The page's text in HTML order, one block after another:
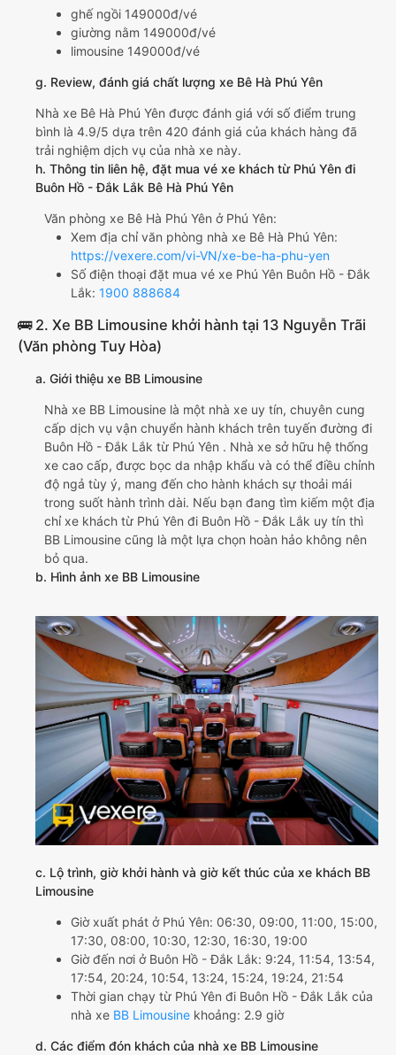
ghế ngồi 149000đ/vé
giường nằm 149000đ/vé
limousine 149000đ/vé
g. Review, đánh giá chất lượng xe Bê Hà Phú Yên
Nhà xe Bê Hà Phú Yên được đánh giá với số điểm trung
bình là 4.9/5 dựa trên 420 đánh giá của khách hàng đã
trải nghiệm dịch vụ của nhà xe này.
h. Thông tin liên hệ, đặt mua vé xe khách từ Phú Yên đi
Buôn Hồ - Đắk Lắk Bê Hà Phú Yên
Văn phòng xe Bê Hà Phú Yên ở Phú Yên:
Xem địa chỉ văn phòng nhà xe Bê Hà Phú Yên:
https://vexere.com/vi-VN/xe-be-ha-phu-yen
Số điện thoại đặt mua vé xe Phú Yên Buôn Hồ - Đắk
Lắk: 1900 888684
🚌 2. Xe BB Limousine khởi hành tại 13 Nguyễn Trãi
(Văn phòng Tuy Hòa)
a. Giới thiệu xe BB Limousine
Nhà xe BB Limousine là một nhà xe uy tín, chuyên cung
cấp dịch vụ vận chuyển hành khách trên tuyến đường đi
Buôn Hồ - Đắk Lắk từ Phú Yên . Nhà xe sở hữu hệ thống
xe cao cấp, được bọc da nhập khẩu và có thể điều chỉnh
độ ngả tùy ý, mang đến cho hành khách sự thoải mái
trong suốt hành trình dài. Nếu bạn đang tìm kiếm một địa
chỉ xe khách từ Phú Yên đi Buôn Hồ - Đắk Lắk uy tín thì
BB Limousine cũng là một lựa chọn hoàn hảo không nên
bỏ qua.
b. Hình ảnh xe BB Limousine
c. Lộ trình, giờ khởi hành và giờ kết thúc của xe khách BB
Limousine
Giờ xuất phát ở Phú Yên: 06:30, 09:00, 11:00, 15:00,
17:30, 08:00, 10:30, 12:30, 16:30, 19:00
Giờ đến nơi ở Buôn Hồ - Đắk Lắk: 9:24, 11:54, 13:54,
17:54, 20:24, 10:54, 13:24, 15:24, 19:24, 21:54
Thời gian chạy từ Phú Yên đi Buôn Hồ - Đắk Lắk của
nhà xe BB Limousine khoảng: 2.9 giờ
d. Các điểm đón khách của nhà xe BB Limousine